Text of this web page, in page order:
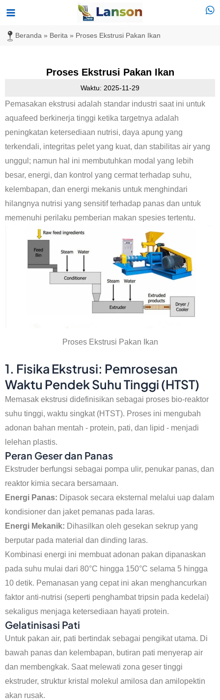
Lewati
konten
Menu
Utama
Beranda » Berita » Proses Ekstrusi Pakan Ikan
Proses Ekstrusi Pakan Ikan
Waktu: 2025-11-29
Pemasakan ekstrusi adalah standar industri saat ini untuk
aquafeed berkinerja tinggi ketika targetnya adalah
peningkatan ketersediaan nutrisi, daya apung yang
terkendali, integritas pelet yang kuat, dan stabilitas air yang
unggul; namun hal ini membutuhkan modal yang lebih
besar, energi, dan kontrol yang cermat terhadap suhu,
kelembapan, dan energi mekanis untuk menghindari
hilangnya nutrisi yang sensitif terhadap panas dan untuk
memenuhi perilaku pemberian makan spesies tertentu.
Proses Ekstrusi Pakan Ikan
1. Fisika Ekstrusi: Pemrosesan
Waktu Pendek Suhu Tinggi (HTST)
Memasak ekstrusi didefinisikan sebagai proses bio-reaktor
suhu tinggi, waktu singkat (HTST). Proses ini mengubah
adonan bahan mentah - protein, pati, dan lipid - menjadi
lelehan plastis.
Peran Geser dan Panas
Ekstruder berfungsi sebagai pompa ulir, penukar panas, dan
reaktor kimia secara bersamaan.
Energi Panas: Dipasok secara eksternal melalui uap dalam
kondisioner dan jaket pemanas pada laras.
Energi Mekanik: Dihasilkan oleh gesekan sekrup yang
berputar pada material dan dinding laras.
Kombinasi energi ini membuat adonan pakan dipanaskan
pada suhu mulai dari 80°C hingga 150°C selama 5 hingga
10 detik. Pemanasan yang cepat ini akan menghancurkan
faktor anti-nutrisi (seperti penghambat tripsin pada kedelai)
sekaligus menjaga ketersediaan hayati protein.
Gelatinisasi Pati
Untuk pakan air, pati bertindak sebagai pengikat utama. Di
bawah panas dan kelembapan, butiran pati menyerap air
dan membengkak. Saat melewati zona geser tinggi
ekstruder, struktur kristal molekul amilosa dan amilopektin
akan rusak.